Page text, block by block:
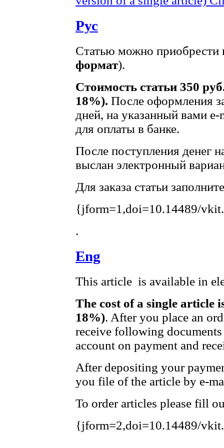
Рус
Статью можно приобрести
формат).
Стоимость статьи 350
18%). После оформления
дней, на указанный вами
для оплаты в банке.
После поступления денег
выслан электронный
Для заказа статьи
{jform=1,doi=10.14489/
.
Eng
This article is available in
The cost of a single article
18%). After you place an
receive following
account on payment and
After depositing your
you file of the article by e-
To order articles please fill
{jform=2,doi=10.14489/